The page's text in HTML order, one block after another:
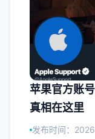
苹果官方账
真相在这里
发布时间：